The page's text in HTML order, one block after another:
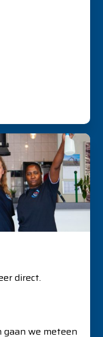
direct.
gaan we meteen